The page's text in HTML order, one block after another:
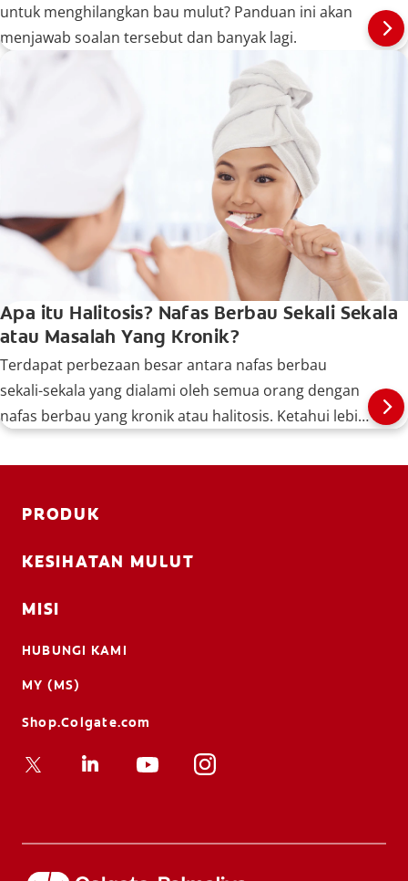
untuk menghilangkan bau mulut? Panduan ini akan
menjawab soalan tersebut dan banyak lagi.
Apa itu Halitosis? Nafas Berbau Sekali Sekala
atau Masalah Yang Kronik?
Terdapat perbezaan besar antara nafas berbau
sekali-sekala yang dialami oleh semua orang dengan
nafas berbau yang kronik atau halitosis. Ketahui lebih
PRODUK
KESIHATAN MULUT
MISI
HUBUNGI KAMI
MY (MS)
Shop.Colgate.com